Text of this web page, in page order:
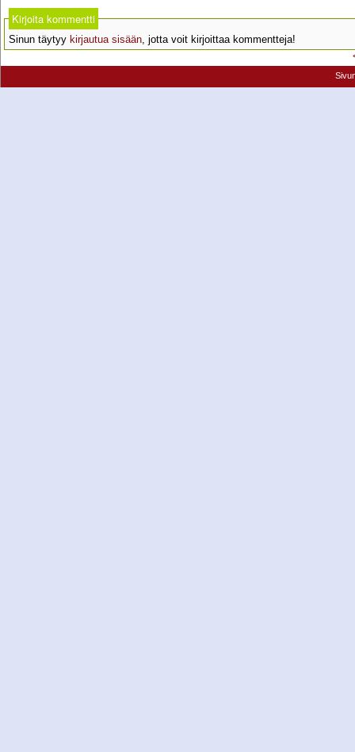
Kirjoita kommentti
Sinun täytyy kirjautua sisään, jotta voit kirjoittaa kommentteja!